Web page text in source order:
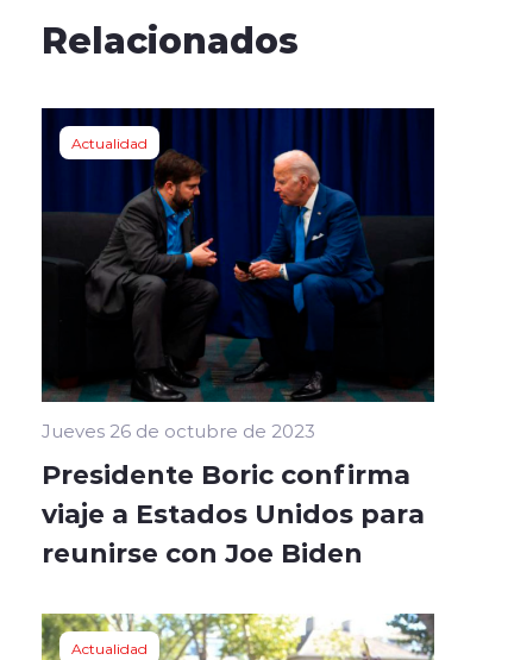
Relacionados
Actualidad
Jueves 26 de octubre de 2023
Presidente Boric confirma
viaje a Estados Unidos para
reunirse con Joe Biden
Actualidad